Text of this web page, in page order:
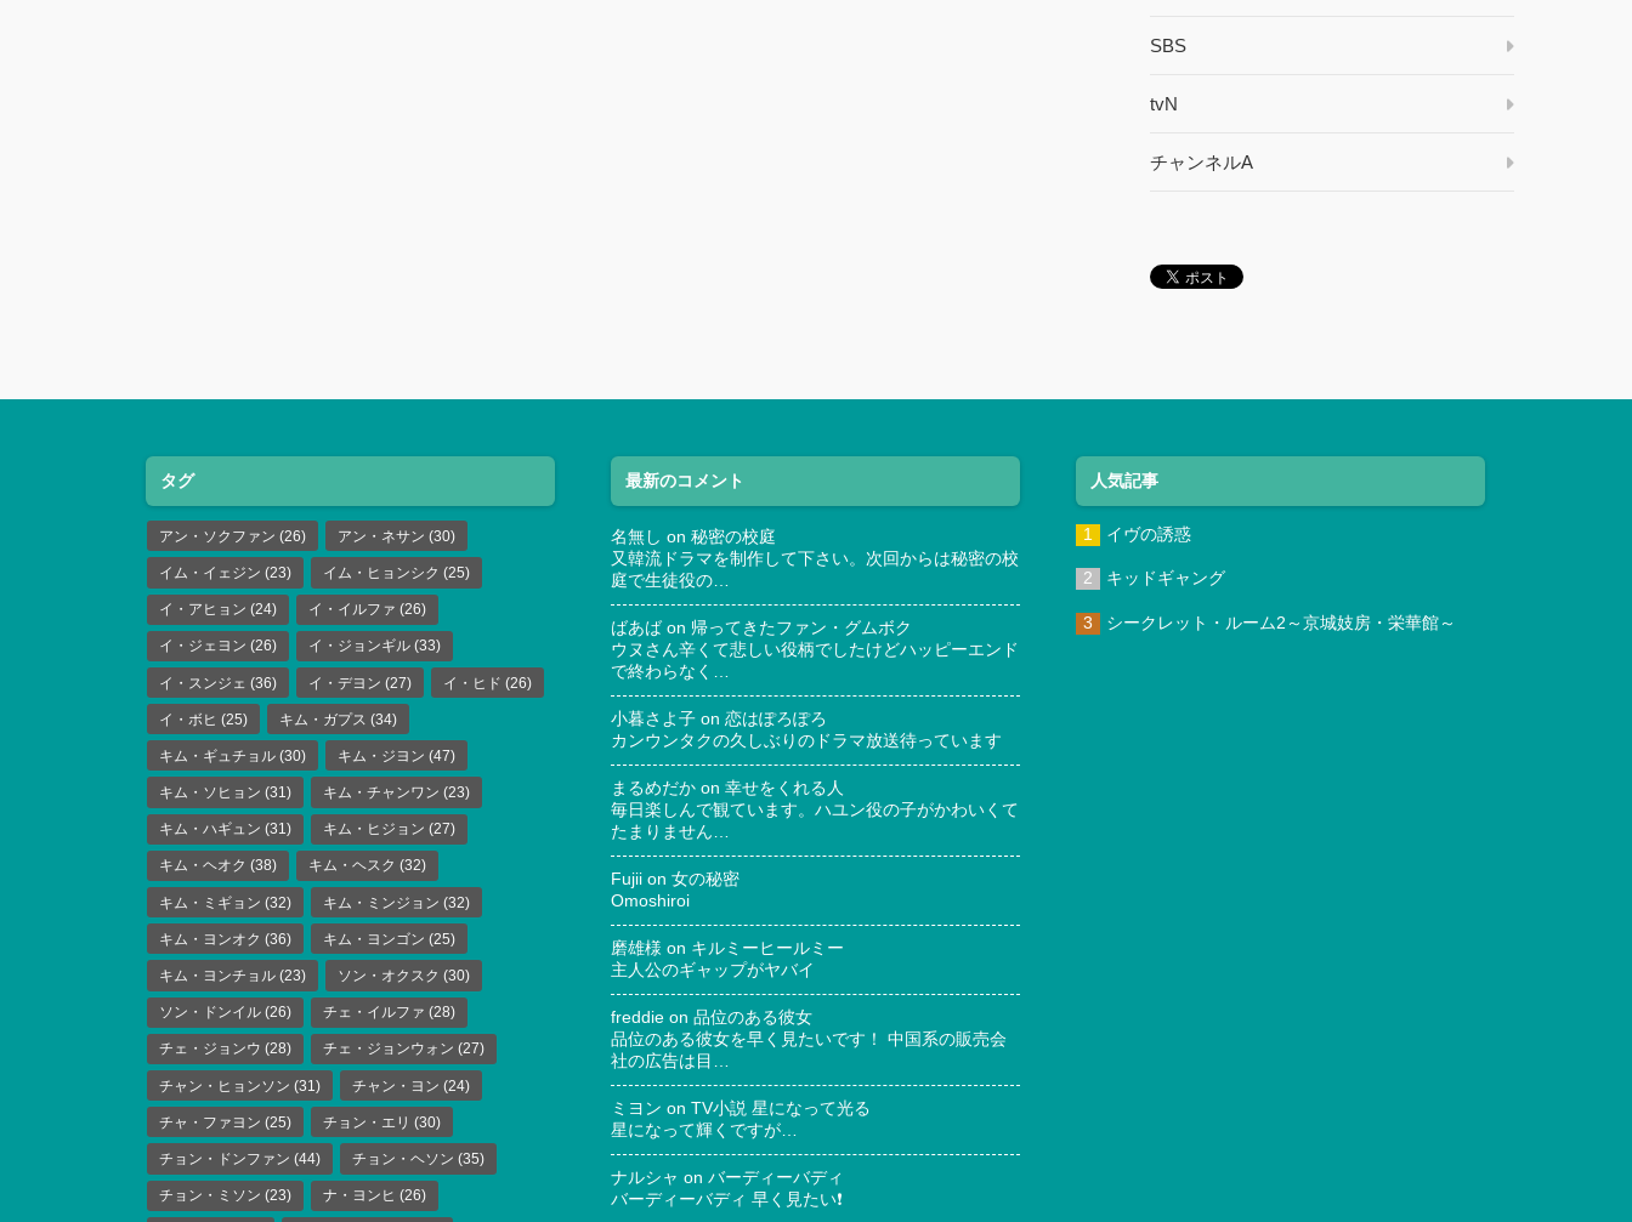
SBS
tvN
チャンネルA
タグ
アン・ソクファン (26) アン・ネサン (30)
イム・イェジン (23) イム・ヒョンシク (25)
イ・アヒョン (24) イ・イルファ (26)
イ・ジェヨン (26) イ・ジョンギル (33)
イ・スンジェ (36) イ・デヨン (27) イ・ヒド (26)
イ・ボヒ (25) キム・ガプス (34)
キム・ギュチョル (30) キム・ジヨン (47)
キム・ソヒョン (31) キム・チャンワン (23)
キム・ハギュン (31) キム・ヒジョン (27)
キム・ヘオク (38) キム・ヘスク (32)
キム・ミギョン (32) キム・ミンジョン (32)
キム・ヨンオク (36) キム・ヨンゴン (25)
キム・ヨンチョル (23) ソン・オクスク (30)
ソン・ドンイル (26) チェ・イルファ (28)
チェ・ジョンウ (28) チェ・ジョンウォン (27)
チャン・ヒョンソン (31) チャン・ヨン (24)
チャ・ファヨン (25) チョン・エリ (30)
チョン・ドンファン (44) チョン・ヘソン (35)
チョン・ミソン (23) ナ・ヨンヒ (26)
最新のコメント
名無し on 秘密の校庭
又韓流ドラマを制作して下さい。次回からは秘密の校
庭で生徒役の…
ばあば on 帰ってきたファン・グムボク
ウヌさん辛くて悲しい役柄でしたけどハッピーエンド
で終わらなく…
小暮さよ子 on 恋はぽろぽろ
カンウンタクの久しぶりのドラマ放送待っています
まるめだか on 幸せをくれる人
毎日楽しんで観ています。ハユン役の子がかわいくて
たまりません…
Fujii on 女の秘密
Omoshiroi
磨雄様 on キルミーヒールミー
主人公のギャップがヤバイ
freddie on 品位のある彼女
品位のある彼女を早く見たいです！ 中国系の販売会
社の広告は目…
ミヨン on TV小説 星になって光る
星になって輝くですが…
ナルシャ on バーディーバディ
バーディーバディ 早く見たい❗
人気記事
イヴの誘惑
キッドギャング
シークレット・ルーム2～京城妓房・栄華館～